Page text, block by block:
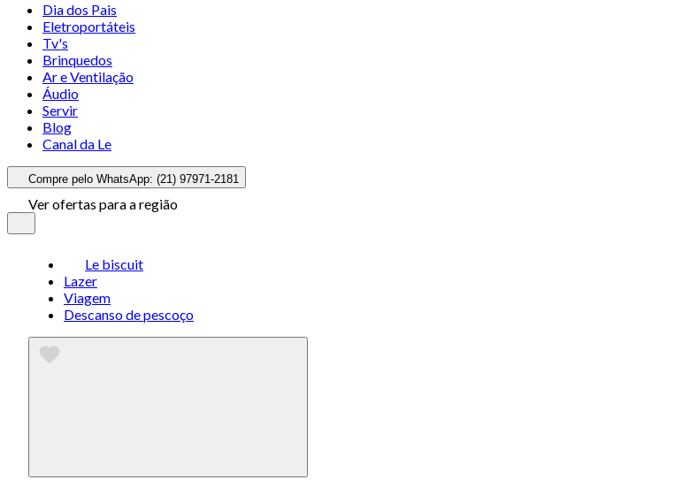
Dia dos Pais
Eletroportáteis
Tv's
Brinquedos
Ar e Ventilação
Áudio
Servir
Blog
Canal da Le
Compre pelo WhatsApp: (21) 97971-2181
Ver ofertas para a região
Le biscuit
Lazer
Viagem
Descanso de pescoço